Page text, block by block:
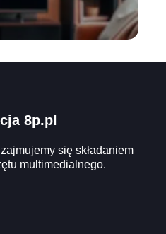
8p.pl
się składaniem
multimedialnego.